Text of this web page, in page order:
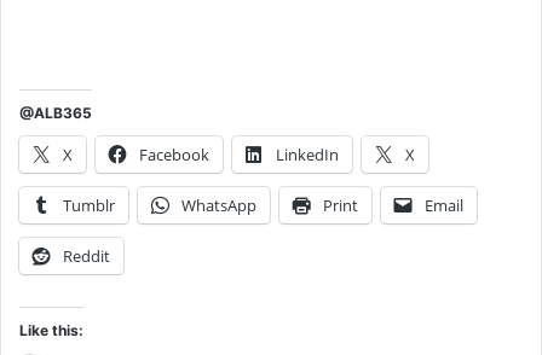
@ALB365
X Facebook LinkedIn X
Tumblr WhatsApp Print Email
Reddit
Like this: